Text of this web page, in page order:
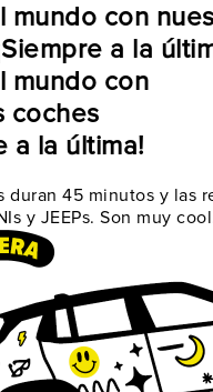
mundo con
a la
mundo con
coches
a la última!
duran 45 minutos y las
y JEEPs. Son muy